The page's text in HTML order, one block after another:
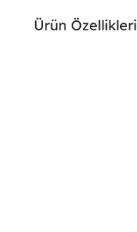
Ürün Özellikleri